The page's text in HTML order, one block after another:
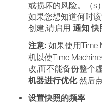
或损坏的风险。（s
如果您想知道何时
创建,请启用 通知快
注意: 如果使用Time
机以使Time
改,而不能备份整个
机器进行优化然后
设置快照的频率